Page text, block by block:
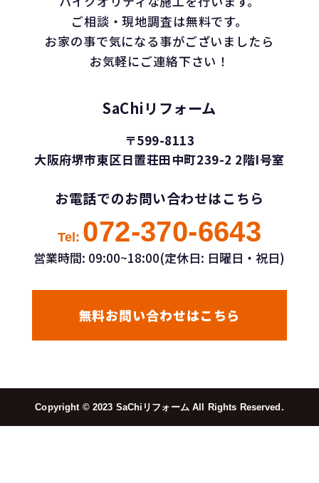
ご相談・現地調査は無料です。
お家の事で気になる事がございましたら
お気軽にご連絡下さい！
SaChiリフォーム
〒599-8113
大阪府堺市東区日置荘田中町239-2 2階I号室
お電話でのお問い合わせはこちら
Tel: 072-370-6643
営業時間: 09:00~18:00(定休日: 日曜日・祝日)
無料お問い合わせはこちら
Copyright ©︎ 2023 SaChiリフォーム All Rights Reserved.